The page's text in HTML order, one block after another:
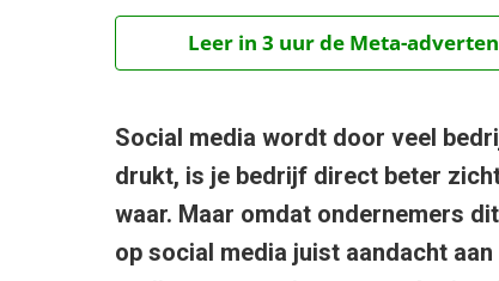
Leer in 3 uur de Meta-
Social media wordt door veel
drukt, is je bedrijf direct beter
waar. Maar omdat ondernemers
op social media juist aandacht